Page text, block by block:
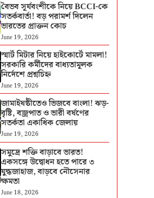
বৈভব সূর্যবংশীকে নিয়ে BCCI-কে
সতর্কবার্তা! বড় পরামর্শ দিলেন
ভারতের প্রাক্তন কোচ
June 19, 2026
স্মার্ট মিটার নিয়ে হাইকোর্টে মামলা!
সরকারি কর্মীদের বাধ্যতামূলক
নির্দেশে প্রশ্নচিহ্ন
June 19, 2026
জামাইষষ্ঠীতেও ভিজবে বাংলা! ঝড়-
বৃষ্টি, বজ্রপাত ও ভারী বর্ষণের
সতর্কতা একাধিক জেলায়
June 19, 2026
সমুদ্রে শক্তি বাড়াবে ভারত!
একসঙ্গে উদ্বোধন হতে পারে ৩
যুদ্ধজাহাজ, বাড়বে নৌসেনার
ক্ষমতা
June 18, 2026